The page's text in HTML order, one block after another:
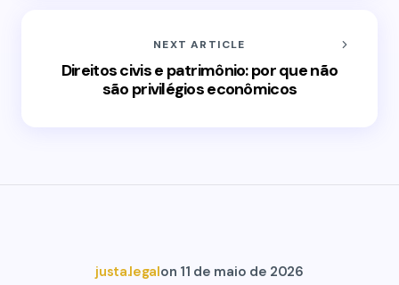
NEXT ARTICLE
Direitos civis e patrimônio: por que não
são privilégios econômicos
justa.legalon 11 de maio de 2026